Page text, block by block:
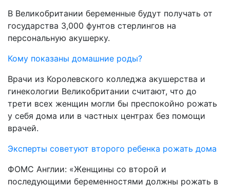
В Великобритании беременные будут получать от
государства 3,000 фунтов стерлингов на
персональную акушерку.
Кому показаны домашние роды?
Врачи из Королевского колледжа акушерства и
гинекологии Великобритании считают, что до
трети всех женщин могли бы преспокойно рожать
у себя дома или в частных центрах без помощи
врачей.
Эксперты советуют второго ребенка рожать дома
ФОМС Англии: «Женщины со второй и
последующими беременностями должны рожать в